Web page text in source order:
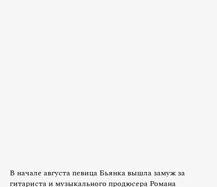
В начале августа певица Бьянка вышла замуж за
гитариста и музыкального продюсера Романа